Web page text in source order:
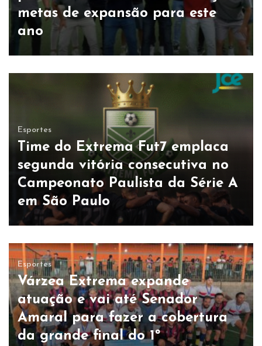
metas de expansão para este
ano
Esportes
Time do Extrema Fut7 emplaca
segunda vitória consecutiva no
Campeonato Paulista da Série A
em São Paulo
Esportes
Várzea Extrema expande
atuação e vai até Senador
Amaral para fazer a cobertura
da grande final do 1º